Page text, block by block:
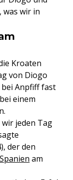
was wir in
Kroaten
von Diogo
Anpfiff fast
einem
wir jeden Tag
der den
Spanien am